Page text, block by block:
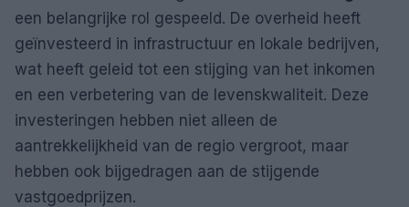
een belangrijke rol gespeeld. De overheid heeft
geïnvesteerd in infrastructuur en lokale bedrijven,
wat heeft geleid tot een stijging van het inkomen
en een verbetering van de levenskwaliteit. Deze
investeringen hebben niet alleen de
aantrekkelijkheid van de regio vergroot, maar
hebben ook bijgedragen aan de stijgende
vastgoedprijzen.